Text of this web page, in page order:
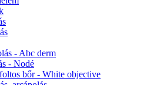
- Abc derm
- Nodé
bőr - White objective